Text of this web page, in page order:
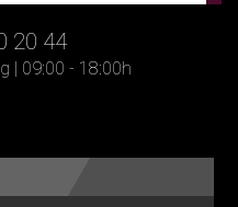
20 44
| 09:00 - 18:00h